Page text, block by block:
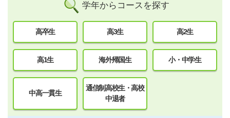
学年からコースを探す
高卒生 高3生 高2生
高1生 海外帰国生 小・中学生
中高一貫生
通信制高校生・高校
中退者